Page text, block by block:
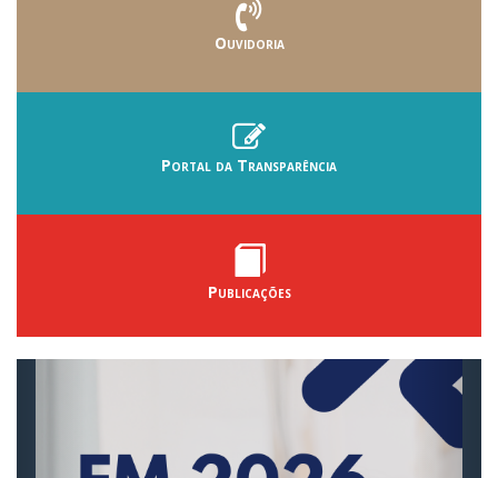
Ouvidoria
Portal da Transparência
Publicações